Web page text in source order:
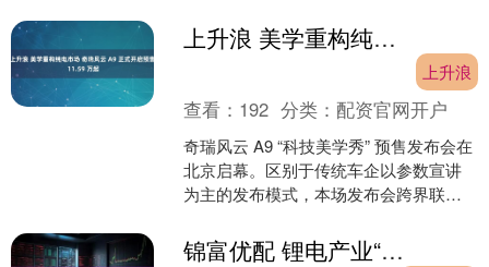
上升浪 美学重构纯电市场 奇瑞风云 A9 正式开启预售 11.59 万起
上升浪
查看： 192 分类：配资官网开户
奇瑞风云 A9 “科技美学秀” 预售发布会在
北京启幕。区别于传统车企以参数宣讲
为主的发布模式，本场发布会跨界联动
全新长续航智美....
锦富优配 锂电产业“困境反转”：多家公司一季度净利增长超10倍